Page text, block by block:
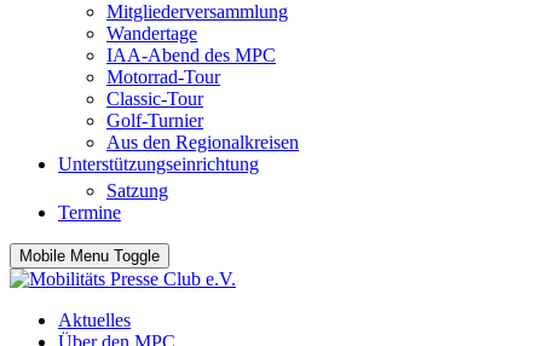
Mitgliederversammlung
Wandertage
IAA-Abend des MPC
Motorrad-Tour
Classic-Tour
Golf-Turnier
Aus den Regionalkreisen
Unterstützungseinrichtung
Satzung
Termine
Mobile Menu Toggle
Aktuelles
Über den MPC